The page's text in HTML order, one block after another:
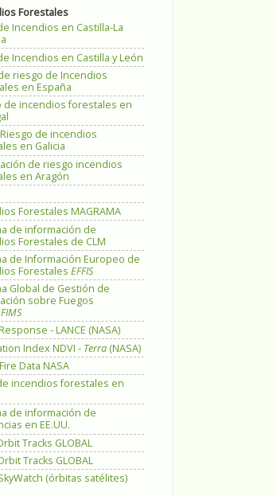
Forestales
Incendios en Castilla-La
Incendios en Castilla y León
riesgo de Incendios
en España
de incendios forestales en
de incendios
en Galicia
de riesgo incendios
en Aragón
Forestales MAGRAMA
de información de
Forestales de CLM
de Información Europeo de
Forestales EFFIS
Global de Gestión de
sobre Fuegos
- LANCE (NASA)
Index NDVI - Terra (NASA)
Data NASA
incendios forestales en
de información de
en EE.UU.
Tracks GLOBAL
Tracks GLOBAL
(órbitas satélites)